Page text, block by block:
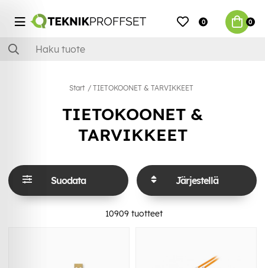
0 0
Start TIETOKOONET & TARVIKKEET
TIETOKOONET &
TARVIKKEET
Suodata Järjestellä
10909tuotteet